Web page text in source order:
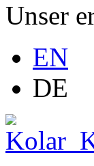
Unser
EN
DE